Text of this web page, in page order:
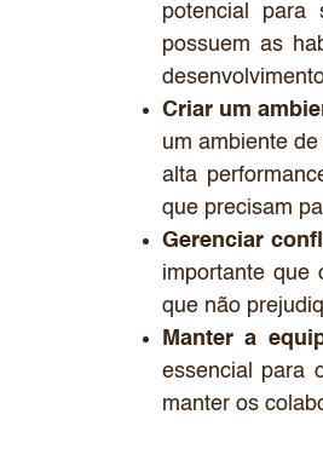
potencial para
possuem as
Criar um
um ambiente
alta
que precisam
Gerenciar
importante que
que não
Manter a
essencial para
manter os